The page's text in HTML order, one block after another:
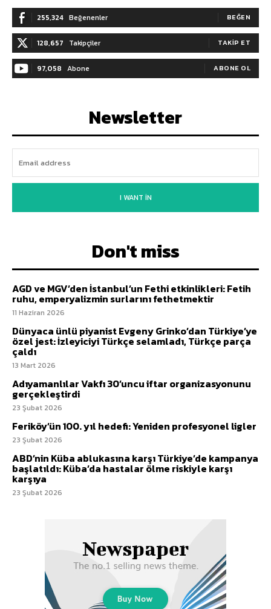
255,324 Beğenenler BEĞEN
128,657 Takipçiler TAKIP ET
97,058 Abone ABONE OL
Newsletter
I WANT IN
Don't miss
AGD ve MGV’den İstanbul’un Fethi etkinlikleri: Fetih
ruhu, emperyalizmin surlarını fethetmektir
11 Haziran 2026
Dünyaca ünlü piyanist Evgeny Grinko’dan Türkiye’ye
özel jest: İzleyiciyi Türkçe selamladı, Türkçe parça
çaldı
13 Mart 2026
Adıyamanlılar Vakfı 30’uncu iftar organizasyonunu
gerçekleştirdi
23 Şubat 2026
Feriköy’ün 100. yıl hedefi: Yeniden profesyonel ligler
23 Şubat 2026
ABD’nin Küba ablukasına karşı Türkiye’de kampanya
başlatıldı: Küba’da hastalar ölme riskiyle karşı
karşıya
23 Şubat 2026